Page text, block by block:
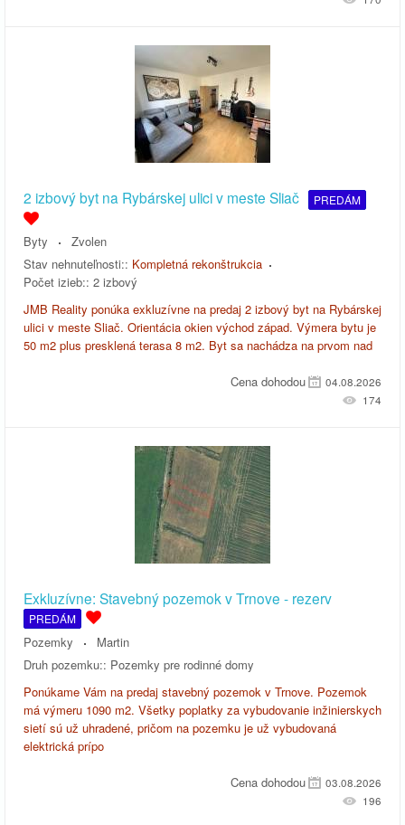
2 izbový byt na Rybárskej ulici v meste Sliač PREDÁM
Byty
Zvolen
Stav nehnuteľnosti:: Kompletná rekonštrukcia
Počet izieb:: 2 izbový
JMB Reality ponúka exkluzívne na predaj 2 izbový byt na Rybárskej
ulici v meste Sliač. Orientácia okien východ západ. Výmera bytu je
50 m2 plus presklená terasa 8 m2. Byt sa nachádza na prvom nad
Cena dohodou
04.08.2026
174
Exkluzívne: Stavebný pozemok v Trnove - rezerv
PREDÁM
Pozemky
Martin
Druh pozemku:: Pozemky pre rodinné domy
Ponúkame Vám na predaj stavebný pozemok v Trnove. Pozemok
má výmeru 1090 m2. Všetky poplatky za vybudovanie inžinierskych
sietí sú už uhradené, pričom na pozemku je už vybudovaná
elektrická prípo
Cena dohodou
03.08.2026
196